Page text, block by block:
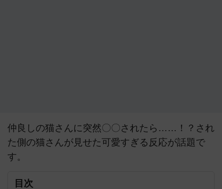
仲良しの猫さんに突然〇〇されたら……！？され
た側の猫さんが見せた可愛すぎる反応が話題で
す。
目次